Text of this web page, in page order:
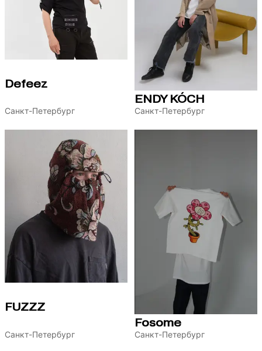
Defeez
Санкт-Петербург
ENDY KÓCH
Санкт-Петербург
FUZZZ
Санкт-Петербург
Fosome
Санкт-Петербург